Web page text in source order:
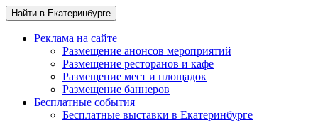
Найти в Екатеринбурге
Реклама на сайте
Размещение анонсов мероприятий
Размещение ресторанов и кафе
Размещение мест и площадок
Размещение баннеров
Бесплатные события
Бесплатные выставки в Екатеринбурге